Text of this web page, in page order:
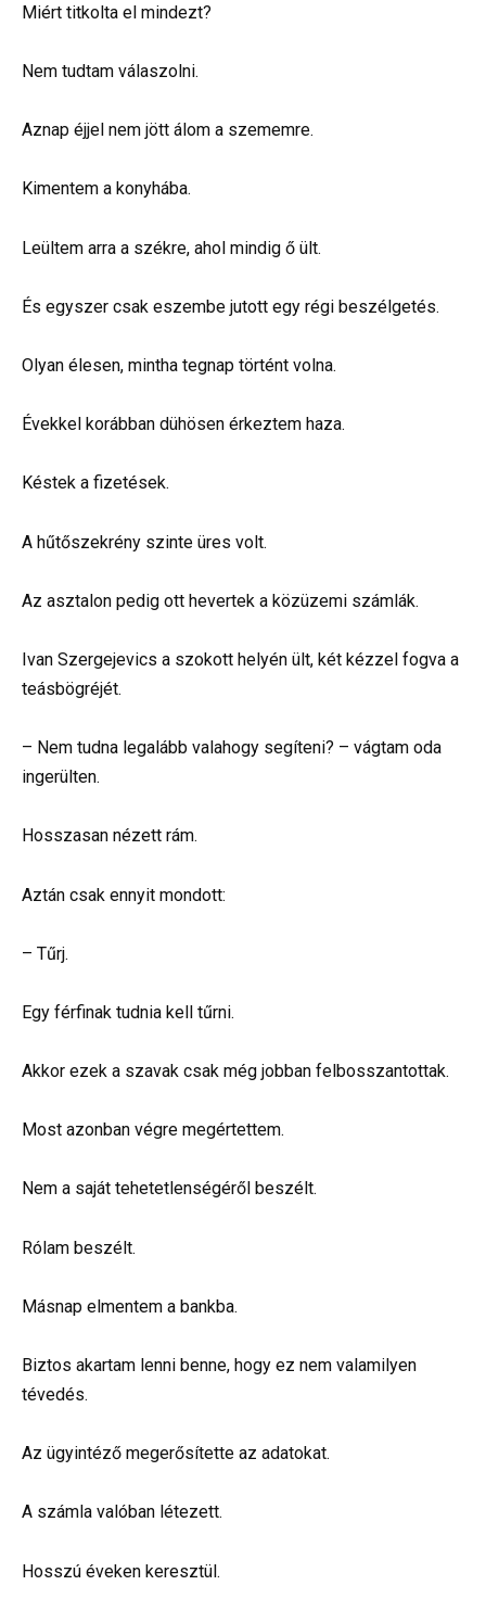
Miért titkolta el mindezt?
Nem tudtam válaszolni.
Aznap éjjel nem jött álom a szememre.
Kimentem a konyhába.
Leültem arra a székre, ahol mindig ő ült.
És egyszer csak eszembe jutott egy régi beszélgetés.
Olyan élesen, mintha tegnap történt volna.
Évekkel korábban dühösen érkeztem haza.
Késtek a fizetések.
A hűtőszekrény szinte üres volt.
Az asztalon pedig ott hevertek a közüzemi számlák.
Ivan Szergejevics a szokott helyén ült, két kézzel fogva a
teásbögréjét.
– Nem tudna legalább valahogy segíteni? – vágtam oda
ingerülten.
Hosszasan nézett rám.
Aztán csak ennyit mondott:
– Tűrj.
Egy férfinak tudnia kell tűrni.
Akkor ezek a szavak csak még jobban felbosszantottak.
Most azonban végre megértettem.
Nem a saját tehetetlenségéről beszélt.
Rólam beszélt.
Másnap elmentem a bankba.
Biztos akartam lenni benne, hogy ez nem valamilyen
tévedés.
Az ügyintéző megerősítette az adatokat.
A számla valóban létezett.
Hosszú éveken keresztül.